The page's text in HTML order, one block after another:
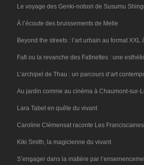
Le voyage des Genki-nobori de Susumu
À l’écoute des bruissements de Melle
Beyond the streets : l’art urbain au format XXL
Fafi ou la revanche des Fafinettes : une
L’archipel de Thau : un parcours d’art
Au jardin comme au cinéma à Chaumont-sur-
Lara Tabet en quête du vivant
Caroline Clémensat raconte Les Franciscaines
Kiki Smith, la magicienne du vivant
S’engager dans la matière par